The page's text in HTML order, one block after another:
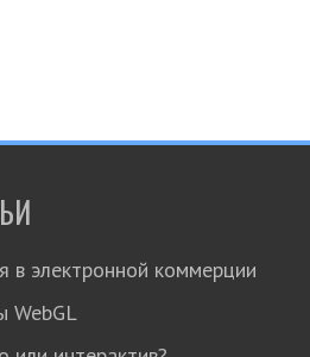
в электронной коммерции
WebGL